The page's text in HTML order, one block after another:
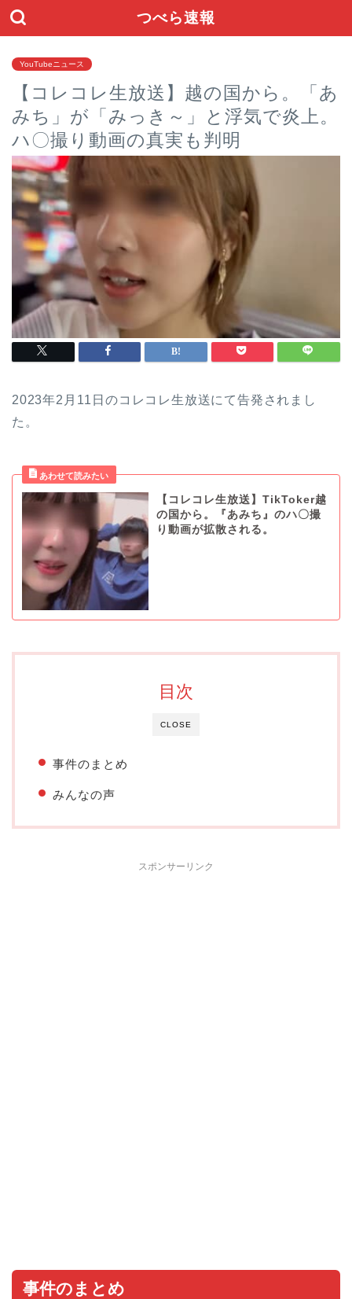
つべら速報
YouTubeニュース
【コレコレ生放送】越の国から。「あ
みち」が「みっき～」と浮気で炎上。
ハ〇撮り動画の真実も判明
2023年2月11日のコレコレ生放送にて告発されまし
た。
【コレコレ生放送】TikToker越
の国から。『あみち』のハ〇撮
り動画が拡散される。
CLOSE
目次
事件のまとめ
みんなの声
スポンサーリンク
事件のまとめ